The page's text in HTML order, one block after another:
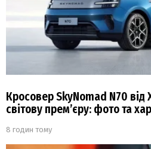
Кросовер SkyNomad N70 від
світову прем’єру: фото та
8 годин тому